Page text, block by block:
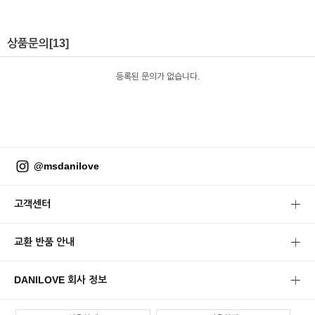
상품문의 [13]
등록된 문의가 없습니다.
@msdanilove
고객센터
교환 반품 안내
DANILOVE 회사 정보